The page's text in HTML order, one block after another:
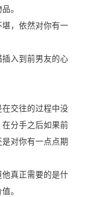
。
，依然对你有一
入到前男友的心
交往的过程中没
分手之后如果前
对你有一点点期
真正需要的是什
。